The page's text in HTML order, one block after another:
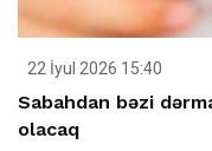
22 İyul 2026 15:40
Sabahdan bəzi
olacaq